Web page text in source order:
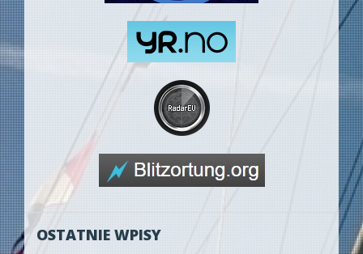
OSTATNIE WPISY